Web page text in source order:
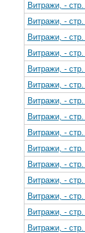
Витражи, -
Витражи, -
Витражи, -
Витражи, -
Витражи, -
Витражи, -
Витражи, -
Витражи, -
Витражи, -
Витражи, -
Витражи, -
Витражи, -
Витражи, -
Витражи, -
Витражи, -